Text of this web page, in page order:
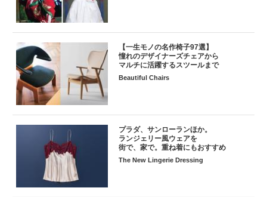
【一生モノの名作椅子97選】
憧れのデザイナーズチェアから
マルチに活躍するスツールまで
Beautiful Chairs
プラダ、サンローランほか。
ランジェリー風ウェアを
街で、家で。重ね着にもおすすめ
The New Lingerie Dressing